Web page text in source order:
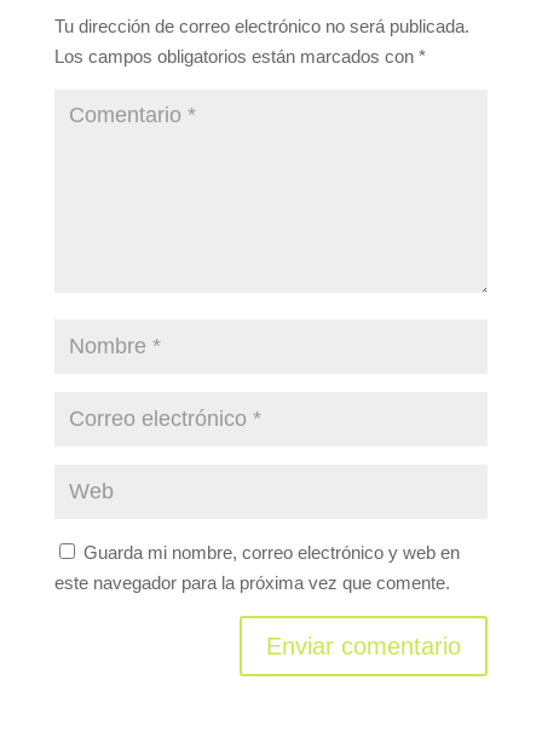
Tu dirección de correo electrónico no será publicada.
Los campos obligatorios están marcados con *
Guarda mi nombre, correo electrónico y web en
este navegador para la próxima vez que comente.